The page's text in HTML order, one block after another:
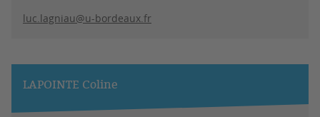
luc.lagniau@u-bordeaux.fr
LAPOINTE Coline